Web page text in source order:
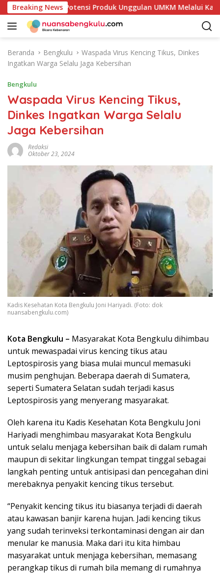
a
Breaking News
Petakan Potensi Produk Unggulan UMKM Melalui Kajian
Beranda Bengkulu
Waspada Virus Kencing Tikus, Dinkes
Ingatkan Warga Selalu Jaga Kebersihan
Bengkulu
Waspada Virus Kencing Tikus,
Dinkes Ingatkan Warga Selalu
Jaga Kebersihan
Redaksi
Oktober 23, 2024
Kadis Kesehatan Kota Bengkulu Joni Hariyadi. (Foto: dok
nuansabengkulu.com)
Kota Bengkulu – Masyarakat Kota Bengkulu dihimbau
untuk mewaspadai virus kencing tikus atau
Leptospirosis yang biasa mulai muncul memasuki
musim penghujan. Beberapa daerah di Sumatera,
seperti Sumatera Selatan sudah terjadi kasus
Leptospirosis yang menyerang masyarakat.
Oleh karena itu Kadis Kesehatan Kota Bengkulu Joni
Hariyadi menghimbau masyarakat Kota Bengkulu
untuk selalu menjaga kebersihan baik di dalam rumah
maupun di sekitar lingkungan tempat tinggal sebagai
langkah penting untuk antisipasi dan pencegahan dini
merebaknya penyakit kencing tikus tersebut.
“Penyakit kencing tikus itu biasanya terjadi di daerah
atau kawasan banjir karena hujan. Jadi kencing tikus
yang sudah terinveksi terkontaminasi dengan air dan
menular ke manusia. Maka dari itu kita himbau
masyarakat untuk menjaga kebersihan, memasang
perangkap tikus di rumah bila memang di rumahnya